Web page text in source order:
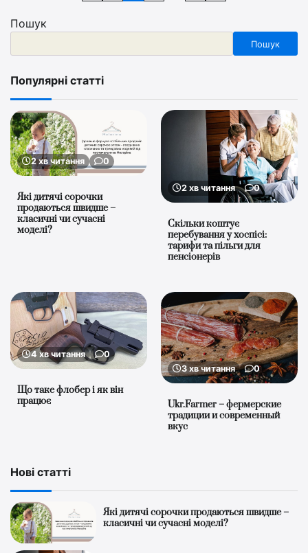
записів
Пошук
Пошук
Популярні статті
2 хв читання 0
Які дитячі сорочки
продаються швидше –
класичні чи сучасні
моделі?
2 хв читання 0
Скільки коштує
перебування у хоспісі:
тарифи та пільги для
пенсіонерів
4 хв читання 0
Що таке флобер і як він
працює
3 хв читання 0
Ukr.Farmer – фермерские
традиции и современный
вкус
Нові статті
Які дитячі сорочки продаються швидше –
класичні чи сучасні моделі?